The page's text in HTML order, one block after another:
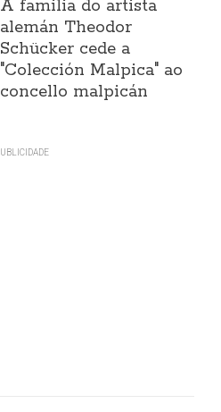
A familia do artista
alemán Theodor
Schücker cede a
"Colección Malpica" ao
concello malpicán